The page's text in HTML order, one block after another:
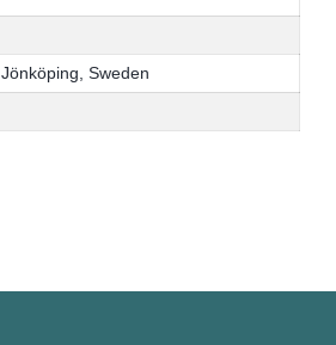
Jönköping, Sweden